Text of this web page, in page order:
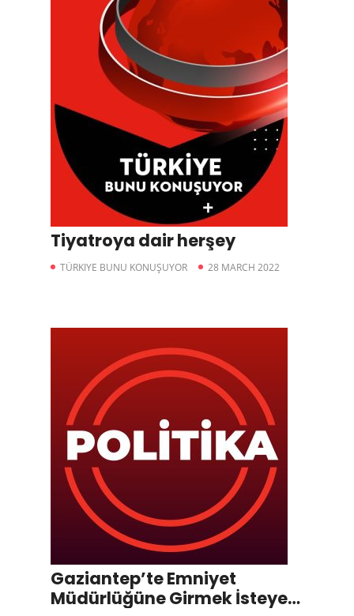
Tiyatroya dair herşey
TÜRKIYE BUNU KONUŞUYOR 28 MARCH 2022
Gaziantep’te Emniyet
Müdürlüğüne Girmek İsteyen